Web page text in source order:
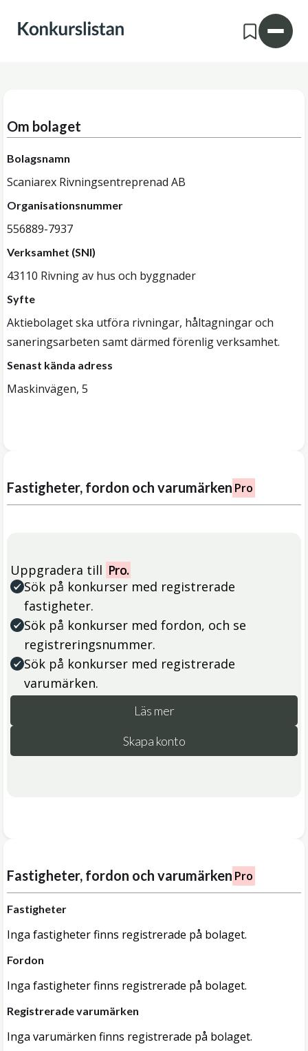
Om bolaget
Bolagsnamn
Scaniarex Rivningsentreprenad AB
Organisationsnummer
556889-7937
Verksamhet (SNI)
43110 Rivning av hus och byggnader
Syfte
Aktiebolaget ska utföra rivningar, håltagningar och
saneringsarbeten samt därmed förenlig verksamhet.
Senast kända adress
Maskinvägen, 5
Fastigheter, fordon och varumärken Pro
Uppgradera till Pro.
Sök på konkurser med registrerade
fastigheter.
Sök på konkurser med fordon, och se
registreringsnummer.
Sök på konkurser med registrerade
varumärken.
Läs mer
Skapa konto
Fastigheter, fordon och varumärken Pro
Fastigheter
Inga fastigheter finns registrerade på bolaget.
Fordon
Inga fastigheter finns registrerade på bolaget.
Registrerade varumärken
Inga varumärken finns registrerade på bolaget.